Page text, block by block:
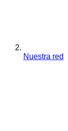
Nuestra red